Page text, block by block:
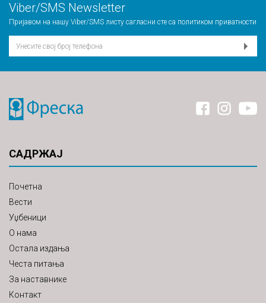
Viber/SMS Newsletter
Пријавом на нашу Viber/SMS листу сагласни сте са политиком приватности
САДРЖАЈ
Почетна
Вести
Уџбеници
О нама
Остала издања
Честа питања
За наставнике
Контакт